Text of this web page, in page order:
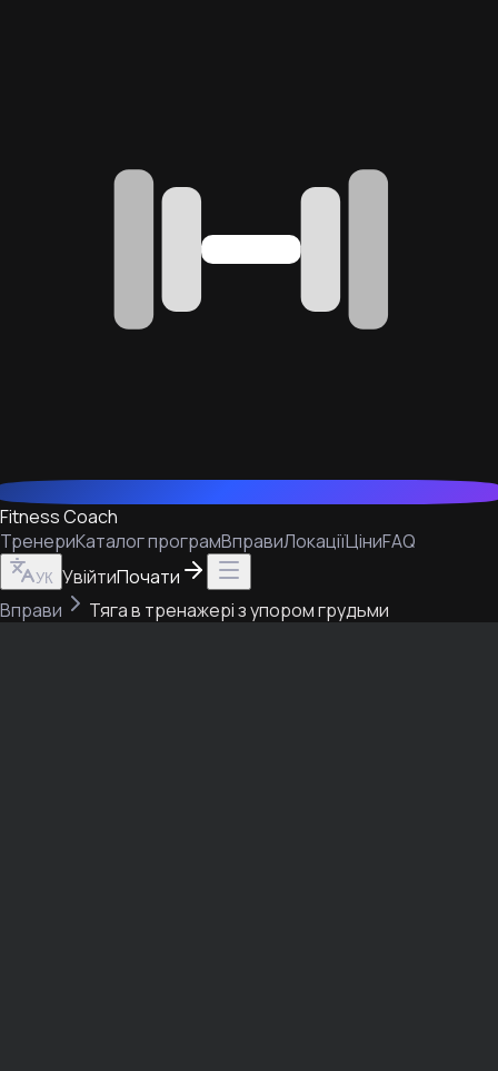
Fitness Coach
ТренериКаталог програмВправиЛокаціїЦіниFAQ
УК УвійтиПочати
Вправи
Тяга в тренажері з упором грудьми